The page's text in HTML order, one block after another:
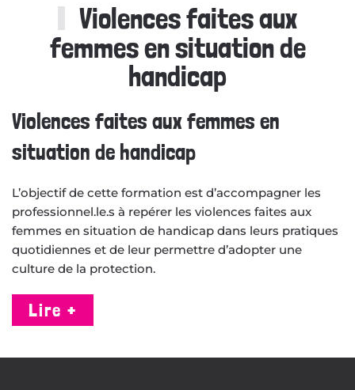
Violences faites aux
femmes en situation de
handicap
Violences faites aux femmes en
situation de handicap
L’objectif de cette formation est d’accompagner les
professionnel.le.s à repérer les violences faites aux
femmes en situation de handicap dans leurs pratiques
quotidiennes et de leur permettre d’adopter une
culture de la protection.
Lire +